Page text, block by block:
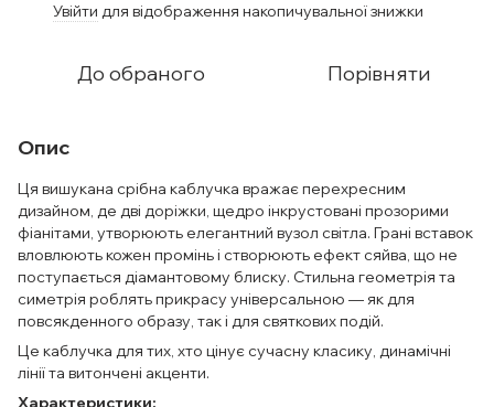
Увійти для відображення накопичувальної знижки
До обраного Порівняти
Опис
Ця вишукана срібна каблучка вражає перехресним
дизайном, де дві доріжки, щедро інкрустовані прозорими
фіанітами, утворюють елегантний вузол світла. Грані вставок
вловлюють кожен промінь і створюють ефект сяйва, що не
поступається діамантовому блиску. Стильна геометрія та
симетрія роблять прикрасу універсальною — як для
повсякденного образу, так і для святкових подій.
Це каблучка для тих, хто цінує сучасну класику, динамічні
лінії та витончені акценти.
Характеристики: